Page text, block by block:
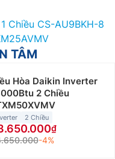
Chiều CS-AU9BKH-8
TÂM
Hòa Daikin Inverter
2 Chiều
2 Chiều
-4%